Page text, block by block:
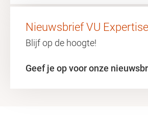
Nieuwsbrief VU
Blijf op de hoogte!
Geef je op voor onze